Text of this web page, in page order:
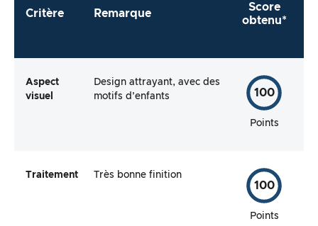
Critère Remarque
Score
obtenu*
Aspect
visuel
Design attrayant, avec des
motifs d’enfants
100
Points
Traitement Très bonne finition
100
Points